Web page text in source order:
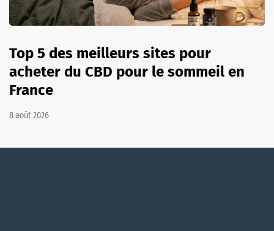
Top 5 des meilleurs sites pour
acheter du CBD pour le sommeil en
France
8 août 2026